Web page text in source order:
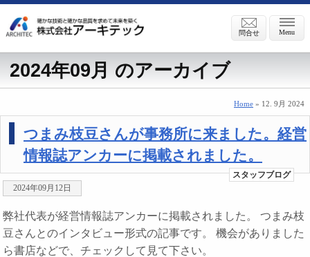
Menu
問合せ
2024年09月 のアーカイブ
Home » 12. 9月 2024
つまみ枝豆さんが事務所に来ました。経営
情報誌アンカーに掲載されました。
スタッフブログ
2024年09月12日
弊社代表が経営情報誌アンカーに掲載されました。 つまみ枝
豆さんとのインタビュー形式の記事です。 機会がありました
ら書店などで、チェックして見て下さい。